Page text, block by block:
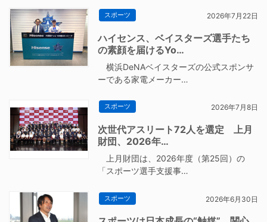
スポーツ 2026年7月22日
ハイセンス、ベイスターズ選手たち
の素顔を届けるYo…
横浜DeNAベイスターズの公式スポンサ
ーである家電メーカー…
スポーツ 2026年7月8日
次世代アスリート72人を選定 上月
財団、2026年…
上月財団は、2026年度（第25回）の
「スポーツ選手支援事…
スポーツ 2026年6月30日